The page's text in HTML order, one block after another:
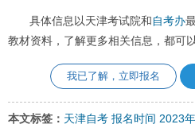
具体信息以天津考试院和 自考办
教材资料，了解更多相关信息，都可
我已了解，立即报名
本文标签： 天津自考 报名时间 2023